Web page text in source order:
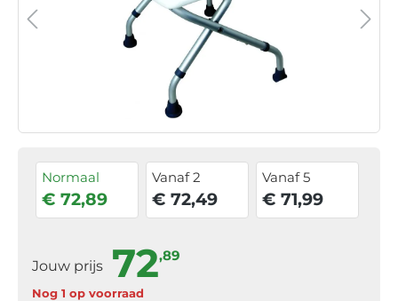
Normaal
€ 72,89
Vanaf 2
€ 72,49
Vanaf 5
€ 71,99
Jouw prijs 72,89
Nog 1 op voorraad